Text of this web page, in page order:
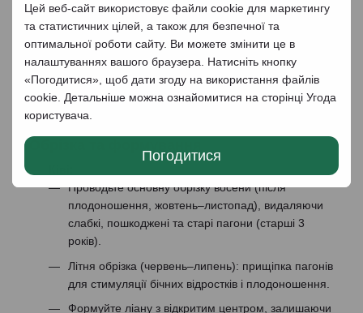
Цей веб-сайт використовує файли cookie для маркетингу
та статистичних цілей, а також для безпечної та
оптимальної роботи сайту. Ви можете змінити це в
налаштуваннях вашого браузера. Натисніть кнопку
«Погодитися», щоб дати згоду на використання файлів
cookie. Детальніше можна ознайомитися на сторінці Угода
користувача
Погодитися
20–30 г/м²) для підтримки цвітіння та плодоношення.
Осінь (вересень):Калійні добрива (сульфат калію,
20–30 г/м²) для підвищення зимостійкості.
Біостимулятори:Ізабіон (25 мл на 10 л води) або
Циркон (1 мл на 10 л води) як фоліарний розпил
кожні 10–14 днів у період вегетації.
Проводьте основну обрізку восени (після
плодоношення, жовтень–листопад), видаляючи
слабкі, пошкоджені та старі пагони (старші 3
років).
Літня обрізка (червень–липень): прищіпка пагонів
для стимуляції бічних відростків і плодоношення.
Формуйте ліану з відкритим центром, залишаючи